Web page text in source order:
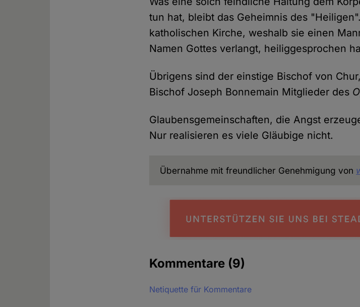
tun hat, bleibt das Geheimnis des
katholischen Kirche, weshalb sie einen
Namen Gottes verlangt, heiliggesprochen
Übrigens sind der einstige Bischof von
Bischof Joseph Bonnemain Mitglieder des
Glaubensgemeinschaften, die Angst
Nur realisieren es viele Gläubige nicht.
Übernahme mit freundlicher Genehmigung von
Kommentare (9)
Netiquette für Kommentare